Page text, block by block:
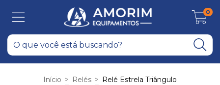
0
Início > Relés > Relé Estrela Triângulo